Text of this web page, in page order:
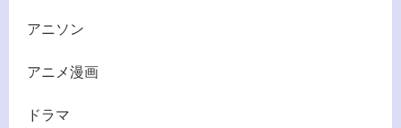
アニソン
アニメ漫画
ドラマ